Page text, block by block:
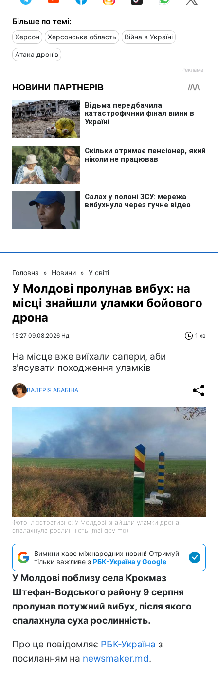
Більше по темі:
Херсон Херсонська область Війна в Україні
Атака дронів
Головна » Новини » У світі
У Молдові пролунав вибух: на
місці знайшли уламки бойового
дрона
15:27 09.08.2026 Нд 1 хв
На місце вже виїхали сапери, аби
з'ясувати походження уламків
ВАЛЕРІЯ АБАБІНА
Фото ілюстративне: У Молдові знайшли уламки дрона,
спалахнула рослинність (mai gov md)
Вимкни хаос міжнародних новин! Отримуй
тільки важливе з РБК-Україна у Google
У Молдові поблизу села Крокмаз
Штефан-Водського району 9 серпня
пролунав потужний вибух, після якого
спалахнула суха рослинність.
Про це повідомляє РБК-Україна з
посиланням на newsmaker.md.